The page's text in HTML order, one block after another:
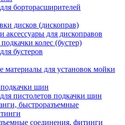
борторасширителей
дисков (дископрав)
аксессуары для дископравов
колес (бустер)
бустеров
материалы для установок мойки
шин
пистолетов подкачки шин
быстроразъемные
соединения, фитинги